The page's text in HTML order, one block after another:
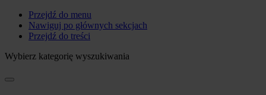
Przejdź do menu
Nawiguj po głównych sekcjach
Przejdź do treści
Wybierz kategorię wyszukiwania